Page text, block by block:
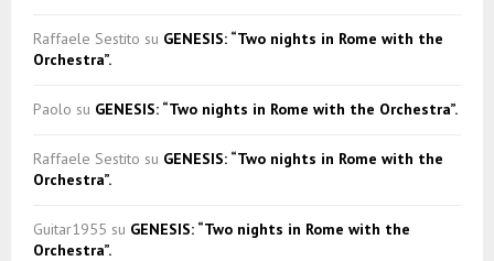
Raffaele Sestito su GENESIS: “Two nights in Rome with the
Orchestra”.
Paolo su GENESIS: “Two nights in Rome with the Orchestra”.
Raffaele Sestito su GENESIS: “Two nights in Rome with the
Orchestra”.
Guitar1955 su GENESIS: “Two nights in Rome with the
Orchestra”.